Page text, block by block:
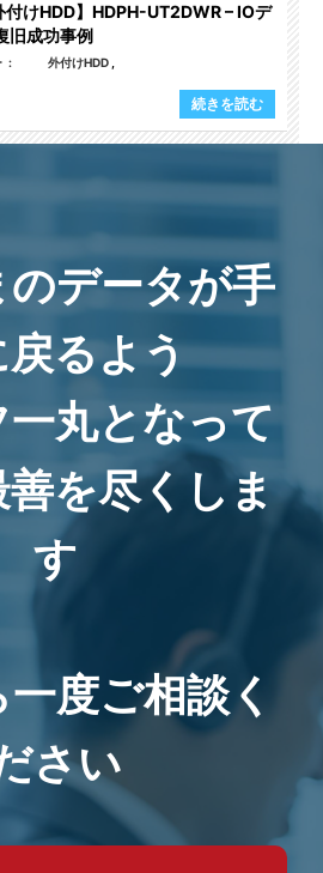
付けHDD】HDPH-UT2DWR – IOデ
旧成功事例
外付けHDD
続きを読む
データが手
戻るよう
丸となって
を尽くしま
す
度ご相談く
さい